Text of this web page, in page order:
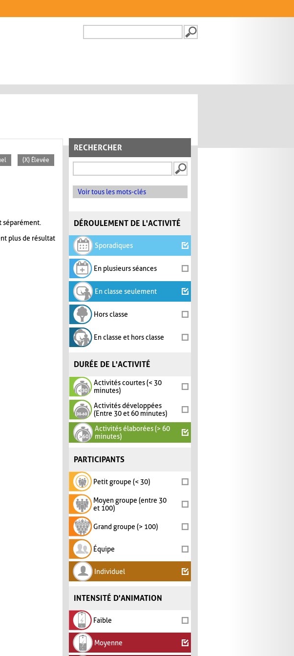
FORMULAIRE DE
RECHERCHER
Voir tous les mots-clés
DÉROULEMENT DE L'ACTIVITÉ
Sporadiques
En plusieurs séances
En classe seulement
Hors classe
En classe et hors classe
DURÉE DE L'ACTIVITÉ
Activités courtes (< 30
minutes)
Activités développées
(Entre 30 et 60 minutes)
Activités élaborées (> 60
minutes)
PARTICIPANTS
Petit groupe (< 30)
Moyen groupe (entre 30
et 100)
Grand groupe (> 100)
Équipe
Individuel
INTENSITÉ D'ANIMATION
Faible
Moyenne
(X) Élevée
séparément.
plus de résultat